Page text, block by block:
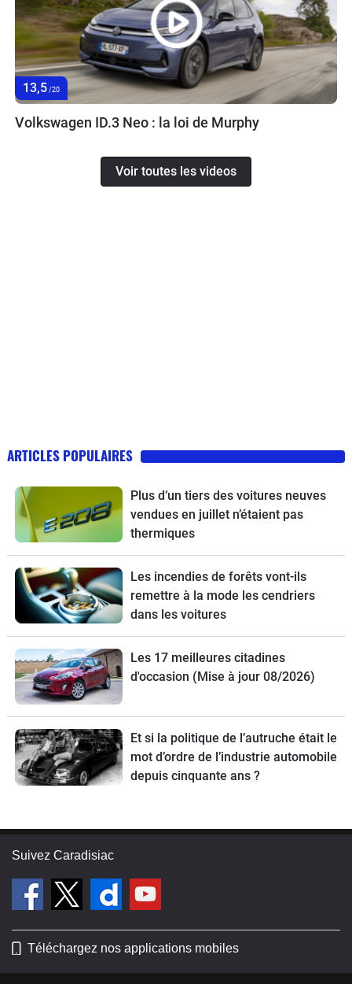
13,5 /20
Volkswagen ID.3 Neo : la loi de Murphy
Voir toutes les videos
ARTICLES POPULAIRES
Plus d’un tiers des voitures neuves
vendues en juillet n’étaient pas
thermiques
Les incendies de forêts vont-ils
remettre à la mode les cendriers
dans les voitures
Les 17 meilleures citadines
d'occasion (Mise à jour 08/2026)
Et si la politique de l’autruche était le
mot d’ordre de l’industrie automobile
depuis cinquante ans ?
Suivez Caradisiac
Téléchargez nos applications mobiles